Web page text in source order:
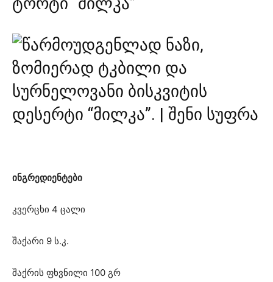
ინგრედიენტები
კვერცხი 4 ცალი
შაქარი 9 ს.კ.
შაქრის ფხვნილი 100 გრ